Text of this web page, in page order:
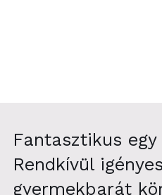
Fantasztikus
Rendkívül
gyermekbarát